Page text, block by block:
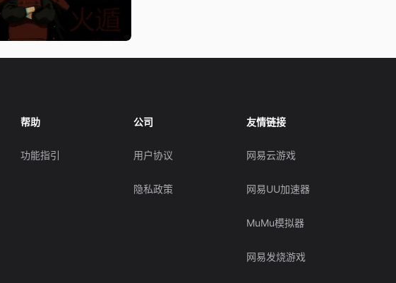
帮助
功能指引
公司
用户协议
隐私政策
友情链接
网易云游戏
网易UU加速器
MuMu模拟器
网易发烧游戏